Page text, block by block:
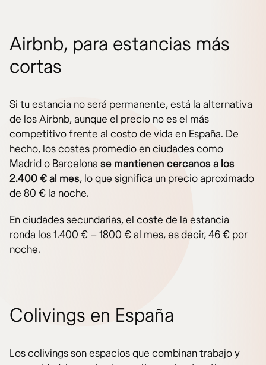
Airbnb, para estancias más
cortas
Si tu estancia no será permanente, está la alternativa
de los Airbnb, aunque el precio no es el más
competitivo frente al costo de vida en España. De
hecho, los costes promedio en ciudades como
Madrid o Barcelona se mantienen cercanos a los
2.400 € al mes, lo que significa un precio aproximado
de 80 € la noche.
En ciudades secundarias, el coste de la estancia
ronda los 1.400 € – 1800 € al mes, es decir, 46 € por
noche.
Colivings en España
Los colivings son espacios que combinan trabajo y